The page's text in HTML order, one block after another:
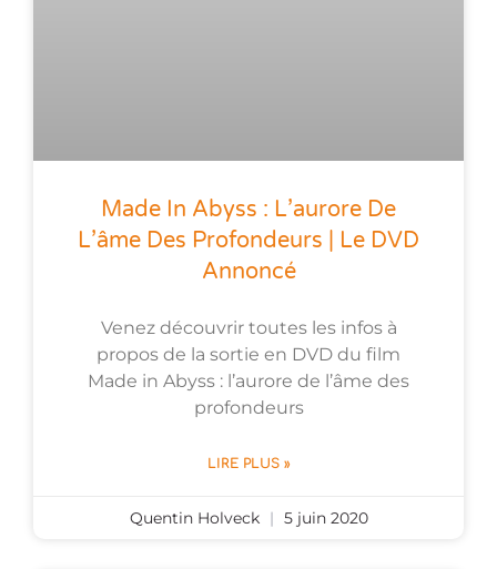
Made In Abyss : L’aurore De
L’âme Des Profondeurs | Le DVD
Annoncé
Venez découvrir toutes les infos à
propos de la sortie en DVD du film
Made in Abyss : l’aurore de l’âme des
profondeurs
LIRE PLUS »
Quentin Holveck 5 juin 2020